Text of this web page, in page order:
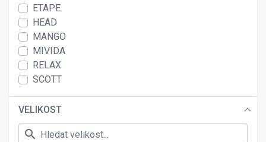
ETAPE
HEAD
MANGO
MIVIDA
RELAX
SCOTT
VELIKOST
search